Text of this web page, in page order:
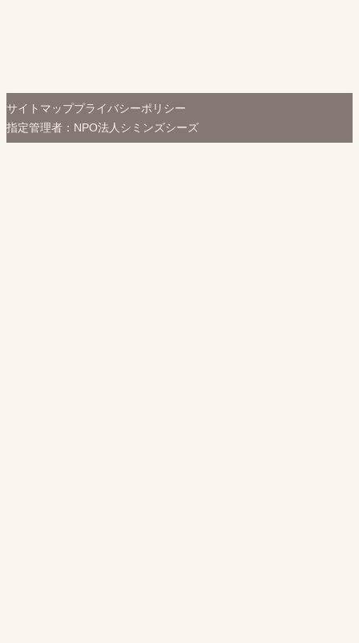
サイトマッププライバシーポリシー
指定管理者：NPO法人シミンズシーズ